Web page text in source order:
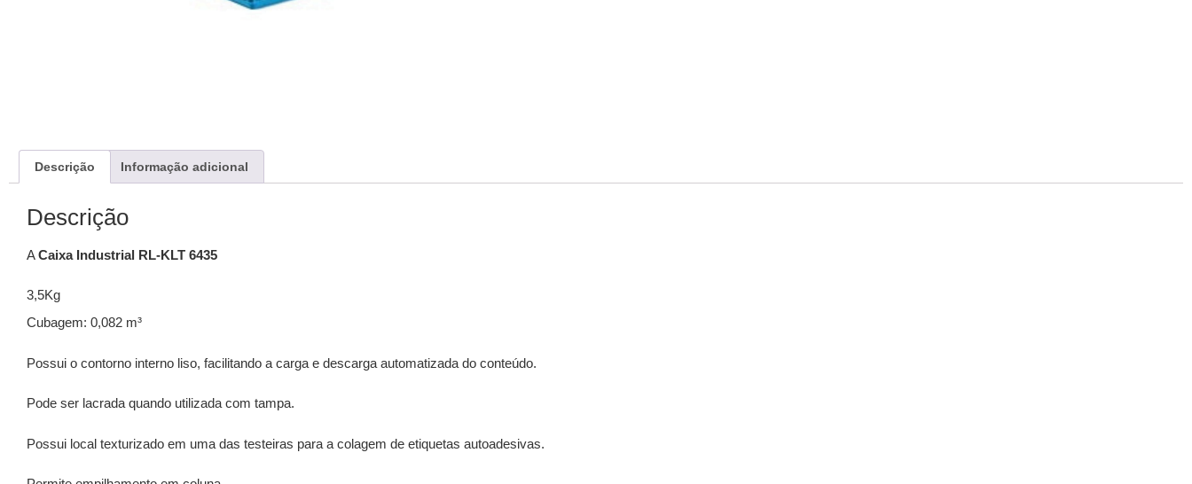
Descrição Informação adicional
Descrição
ACaixa Industrial RL-KLT 6435
3,5Kg
Cubagem: 0,082 m³
Possui o contorno interno liso, facilitando a carga e descarga automatizada do conteúdo.
Pode ser lacrada quando utilizada com tampa.
Possui local texturizado em uma das testeiras para a colagem de etiquetas autoadesivas.